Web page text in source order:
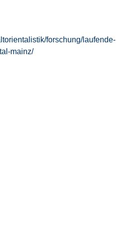
forschung/laufende-
mainz/